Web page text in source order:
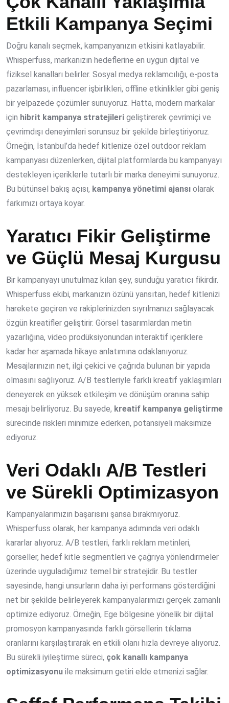
Etkili Kampanya Seçimi
Doğru kanalı seçmek, kampanyanızın etkisini katlayabilir.
Whisperfuss, markanızın hedeflerine en uygun dijital ve
fiziksel kanalları belirler. Sosyal medya reklamcılığı, e-posta
pazarlaması, influencer işbirlikleri, offline etkinlikler gibi geniş
bir yelpazede çözümler sunuyoruz. Hatta, modern markalar
için hibrit kampanya stratejileri geliştirerek çevrimiçi ve
çevrimdışı deneyimleri sorunsuz bir şekilde birleştiriyoruz.
Örneğin, İstanbul’da hedef kitlenize özel outdoor reklam
kampanyası düzenlerken, dijital platformlarda bu kampanyayı
destekleyen içeriklerle tutarlı bir marka deneyimi sunuyoruz.
Bu bütünsel bakış açısı, kampanya yönetimi ajansı olarak
farkımızı ortaya koyar.
Yaratıcı Fikir Geliştirme
ve Güçlü Mesaj Kurgusu
Bir kampanyayı unutulmaz kılan şey, sunduğu yaratıcı fikirdir.
Whisperfuss ekibi, markanızın özünü yansıtan, hedef kitlenizi
harekete geçiren ve rakiplerinizden sıyrılmanızı sağlayacak
özgün kreatifler geliştirir. Görsel tasarımlardan metin
yazarlığına, video prodüksiyonundan interaktif içeriklere
kadar her aşamada hikaye anlatımına odaklanıyoruz.
Mesajlarınızın net, ilgi çekici ve çağrıda bulunan bir yapıda
olmasını sağlıyoruz. A/B testleriyle farklı kreatif yaklaşımları
deneyerek en yüksek etkileşim ve dönüşüm oranına sahip
mesajı belirliyoruz. Bu sayede, kreatif kampanya geliştirme
sürecinde riskleri minimize ederken, potansiyeli maksimize
ediyoruz.
Veri Odaklı A/B Testleri
ve Sürekli Optimizasyon
Kampanyalarımızın başarısını şansa bırakmıyoruz.
Whisperfuss olarak, her kampanya adımında veri odaklı
kararlar alıyoruz. A/B testleri, farklı reklam metinleri,
görseller, hedef kitle segmentleri ve çağrıya yönlendirmeler
üzerinde uyguladığımız temel bir stratejidir. Bu testler
sayesinde, hangi unsurların daha iyi performans gösterdiğini
net bir şekilde belirleyerek kampanyalarımızı gerçek zamanlı
optimize ediyoruz. Örneğin, Ege bölgesine yönelik bir dijital
promosyon kampanyasında farklı görsellerin tıklama
oranlarını karşılaştırarak en etkili olanı hızla devreye alıyoruz.
Bu sürekli iyileştirme süreci, çok kanallı kampanya
optimizasyonu ile maksimum getiri elde etmenizi sağlar.